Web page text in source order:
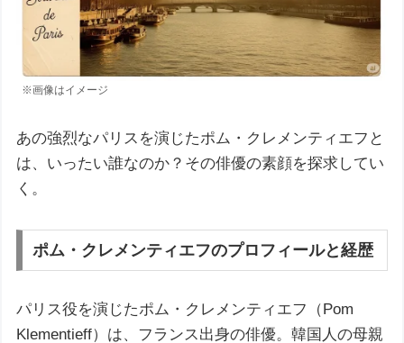
※画像はイメージ
あの強烈なパリスを演じたポム・クレメンティエフと
は、いったい誰なのか？その俳優の素顔を探求してい
く。
ポム・クレメンティエフのプロフィールと経歴
パリス役を演じたポム・クレメンティエフ（Pom
Klementieff）は、フランス出身の俳優。韓国人の母親